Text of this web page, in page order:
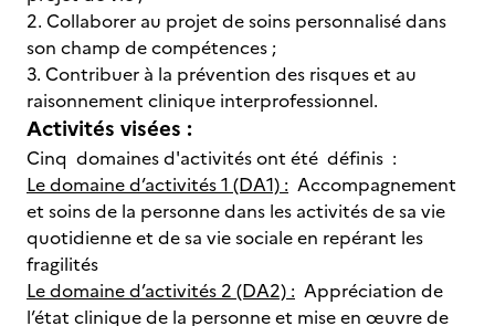
2. Collaborer au projet de soins personnalisé dans
son champ de compétences ;
3. Contribuer à la prévention des risques et au
raisonnement clinique interprofessionnel.
Activités visées :
Cinq domaines d'activités ont été définis :
Le domaine d’activités 1 (DA1) : Accompagnement
et soins de la personne dans les activités de sa vie
quotidienne et de sa vie sociale en repérant les
fragilités
Le domaine d’activités 2 (DA2) : Appréciation de
l’état clinique de la personne et mise en œuvre de